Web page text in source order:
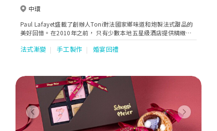
中環
Paul Lafayet盛載了創辦人Toni對法國家鄉味道和炮製法式甜品的
美好回憶。在2010年之前， 只有少數本地五星級酒店提供精緻法
式甜品。Toni看準這個契機，在香港展開法式甜品業務，令更多人
欣賞到這種難能可貴的美點。
法式漸變 手工製作 婚宴回禮
Previous Next